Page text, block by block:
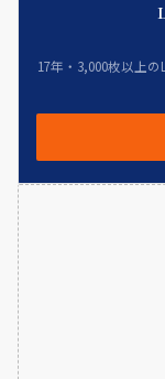
17年・3,000枚以上